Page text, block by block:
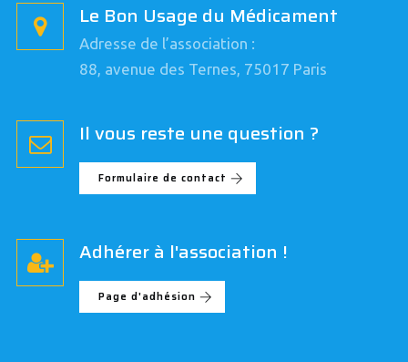
Le Bon Usage du Médicament
Adresse de l’association :
88, avenue des Ternes, 75017 Paris
Il vous reste une question ?
Formulaire de contact
Adhérer à l'association !
Page d'adhésion